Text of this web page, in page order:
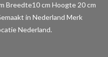
Breedte10 cm Hoogte 20 cm
in Nederland Merk
Nederland.